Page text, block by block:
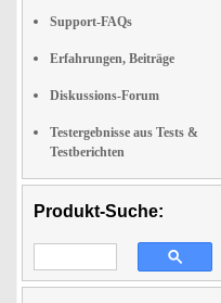
Support-FAQs
Erfahrungen, Beiträge
Diskussions-Forum
Testergebnisse aus Tests &
Testberichten
Produkt-Suche: